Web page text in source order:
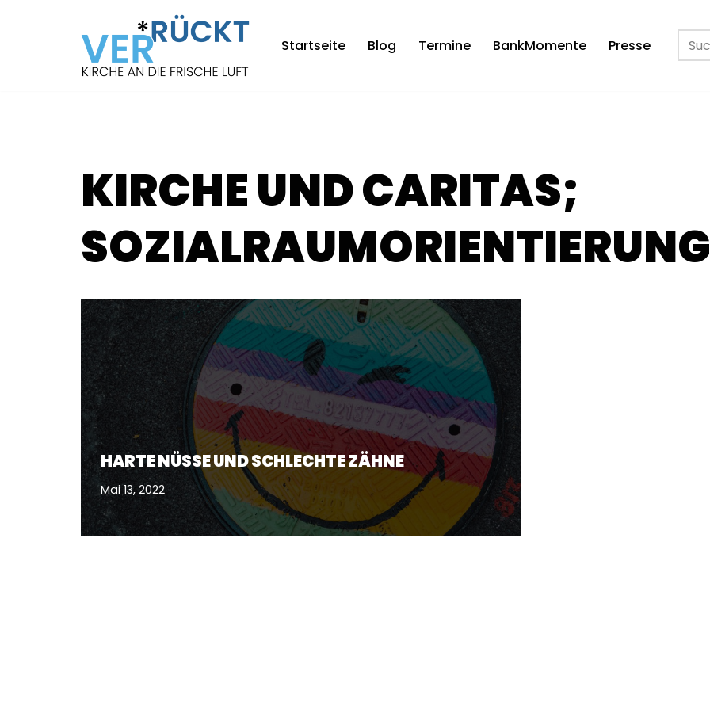
Startseite Blog Termine BankMomente Presse
KIRCHE UND CARITAS;
SOZIALRAUMORIENTIERUNG
HARTE NÜSSE UND SCHLECHTE ZÄHNE
Mai 13, 2022